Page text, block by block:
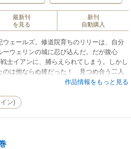
最新刊
を見る
新刊
自動購入
ェールズ。修道院育ちのリリーは、自分
ウェリンの城に忍び込んだ。だが腹心
士イアンに、捕らえられてしまう。しかし
のは他ならぬ彼だった！ 見つめ合う二人
作品情報をもっと見る
ン)